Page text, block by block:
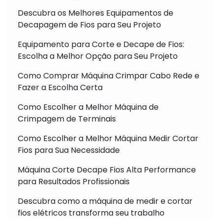
Descubra os Melhores Equipamentos de
Decapagem de Fios para Seu Projeto
Equipamento para Corte e Decape de Fios:
Escolha a Melhor Opção para Seu Projeto
Como Comprar Máquina Crimpar Cabo Rede e
Fazer a Escolha Certa
Como Escolher a Melhor Máquina de
Crimpagem de Terminais
Como Escolher a Melhor Máquina Medir Cortar
Fios para Sua Necessidade
Máquina Corte Decape Fios Alta Performance
para Resultados Profissionais
Descubra como a máquina de medir e cortar
fios elétricos transforma seu trabalho